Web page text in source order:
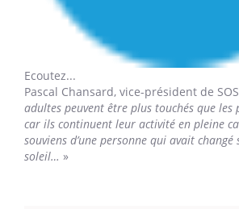
Ecoutez...
Pascal Chansard, vice-président de
adultes peuvent être plus touchés que les
car ils continuent leur activité en pleine
souviens d’une personne qui avait changé
soleil… »